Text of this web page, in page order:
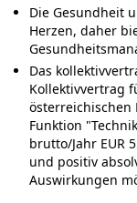
Die Gesundheit
Herzen, daher
Das
Kollektivvertrag
Funktion
brutto/Jahr EUR
und positiv
Auswirkungen